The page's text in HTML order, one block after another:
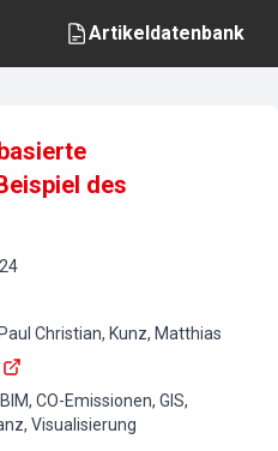
Artikeldatenbank
des
Christian, Kunz, Matthias
CO-Emissionen, GIS,
Visualisierung